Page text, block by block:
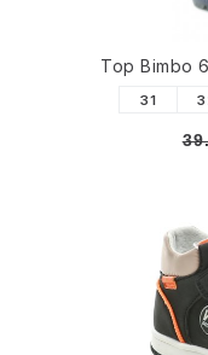
Top Bimbo
31